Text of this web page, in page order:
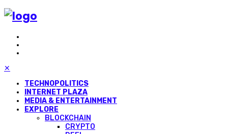
✕
TECHNOPOLITICS
INTERNET PLAZA
MEDIA & ENTERTAINMENT
EXPLORE
BLOCKCHAIN
CRYPTO